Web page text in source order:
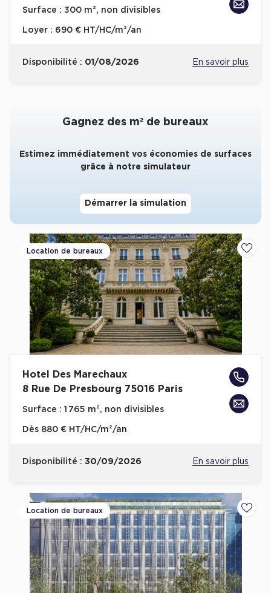
Entrepôts Messagerie
Location de Commerces à Paris
Location de Commerces à Bordeaux
Location de Commerces à Toulouse
Location de Commerces à Reims
Achat de Commerces
Achat de Commerces à Nîmes
Achat de Commerces à Toulouse
Achat de Commerces à Marseille
Bureaux privés à Paris
Bureaux privés à Marseille
Bureaux privés à Neuilly-sur-Seine
Bureaux privés à Lille
Plateaux opérés
Plateaux opérés à Paris
Surface : 300 m², non divisibles
Loyer : 690 € HT/HC/m²/an
Disponibilité : 01/08/2026 En savoir plus
Gagnez des m² de bureaux
Estimez immédiatement vos économies de surfaces
grâce à notre simulateur
Démarrer la simulation
Location de bureaux
Hotel Des Marechaux
8 Rue De Presbourg 75016 Paris
Surface : 1 765 m², non divisibles
Dès 880 € HT/HC/m²/an
Disponibilité : 30/09/2026 En savoir plus
Location de bureaux